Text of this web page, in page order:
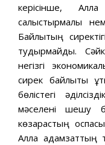
керісінше,
салыстырмалы
Байлықтың
тудырмайды.
негізгі
сирек байлықты
бөлістегі
мәселені шешу
көзқарастың
Алла адамзаттың